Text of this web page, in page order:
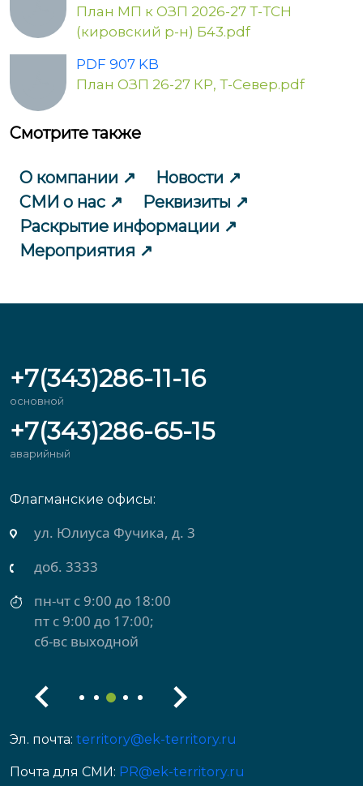
План МП к ОЗП 2026-27 Т-ТСН
(кировский р-н) Б43.pdf
PDF 907 KB
План ОЗП 26-27 КР, Т-Север.pdf
Смотрите также
О компании
Новости
СМИ о нас
Реквизиты
Раскрытие информации
Мероприятия
+7(343)286-11-16
основной
+7(343)286-65-15
аварийный
Флагманские офисы:
ул. Юлиуса Фучика, д. 3
доб. 3333
пн-чт с 9:00 до 18:00
пт с 9:00 до 17:00;
сб-вс выходной
Эл. почта: territory@ek-territory.ru
Почта для СМИ: PR@ek-territory.ru